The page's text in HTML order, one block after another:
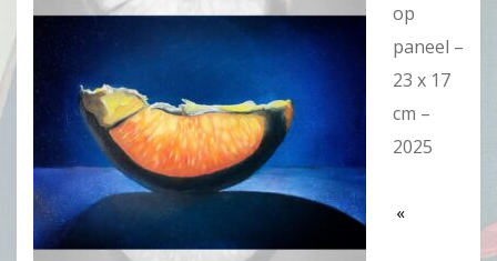
op
paneel –
23 x 17
cm –
2025